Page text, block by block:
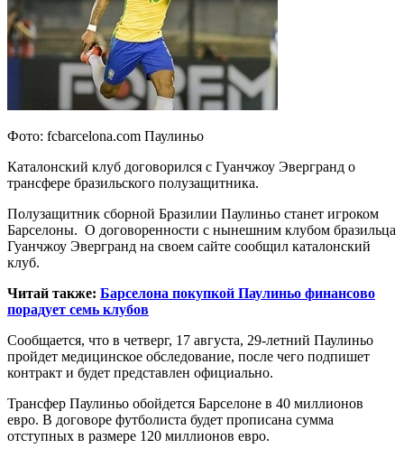
Фото: fcbarcelona.com Паулиньо
Каталонский клуб договорился с Гуанчжоу Эвергранд о
трансфере бразильского полузащитника.
Полузащитник сборной Бразилии Паулиньо станет игроком
Барселоны. О договоренности с нынешним клубом бразильца
Гуанчжоу Эвергранд на своем сайте сообщил каталонский
клуб.
Читай также: Барселона покупкой Паулиньо финансово
порадует семь клубов
Сообщается, что в четверг, 17 августа, 29-летний Паулиньо
пройдет медицинское обследование, после чего подпишет
контракт и будет представлен официально.
Трансфер Паулиньо обойдется Барселоне в 40 миллионов
евро. В договоре футболиста будет прописана сумма
отступных в размере 120 миллионов евро.